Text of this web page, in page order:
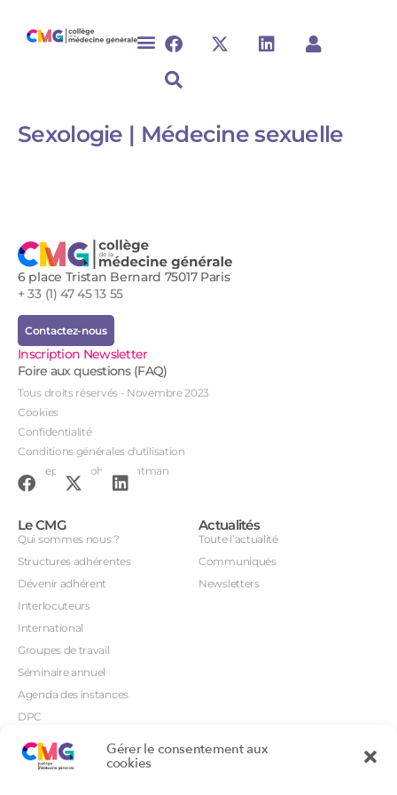
Gérer le consentement aux
cookies
Sexologie | Médecine sexuelle
6 place Tristan Bernard 75017 Paris
+ 33 (1) 47 45 13 55
Contactez-nous
Inscription Newsletter
Foire aux questions (FAQ)
Tous droits réservés - Novembre 2023
Cookies
Confidentialité
Conditions générales d'utilisation
Conception : John Brightman
Le CMG
Qui sommes nous ?
Structures adhérentes
Dévenir adhérent
Interlocuteurs
International
Groupes de travail
Séminaire annuel
Agenda des instances
DPC
Orientations prioritaires
Actualités
Toute l’actualité
Communiqués
Newsletters